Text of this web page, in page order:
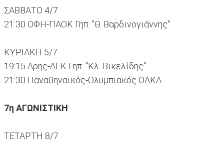
ΣΑΒΒΑΤΟ 4/7
21:30 ΟΦΗ-ΠΑΟΚ Γηπ. "Θ. Βαρδινογιάννης"
ΚΥΡΙΑΚΗ 5/7
19:15 Αρης-ΑΕΚ Γηπ. "Κλ. Βικελίδης"
21:30 Παναθηναϊκός-Ολυμπιακός ΟΑΚΑ
7η ΑΓΩΝΙΣΤΙΚΗ
ΤΕΤΑΡΤΗ 8/7